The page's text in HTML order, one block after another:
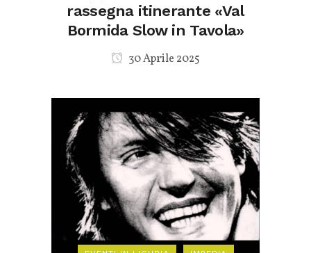
rassegna itinerante «Val
Bormida Slow in Tavola»
30 Aprile 2025